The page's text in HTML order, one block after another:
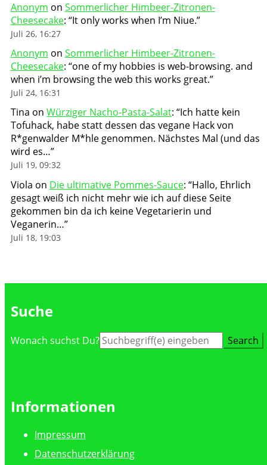
Anonym on Sommerlicher Himbeer-Zitronen-
Cheesecake: “It only works when I’m Niue.”
Juli 26, 16:27
Anonym on Sommerlicher Himbeer-Zitronen-
Cheesecake: “one of my hobbies is web-browsing. and
when i’m browsing the web this works great.”
Juli 24, 16:31
Tina on Würziger Nacho-Pasta-Salat: “Ich hatte kein
Tofuhack, habe statt dessen das vegane Hack von
R*genwalder M*hle genommen. Nächstes Mal (und das
wird es…”
Juli 19, 09:32
Viola on Die ultimative Pommes-Sauce: “Hallo, Ehrlich
gesagt weiß ich nicht mehr wie ich auf diese Seite
gekommen bin da ich keine Vegetarierin und
Veganerin…”
Juli 18, 19:03
Suche
Suche
Wonach suchst Du?
Informationen
Impressum
Datenschutzerklärung